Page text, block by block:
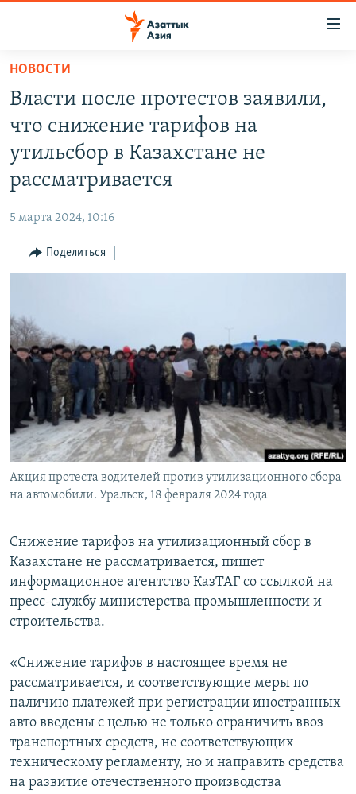
Вернуться
основному
содержанию
главной
Вернутся
поиску
КЫРГЫЗСТАН
ВОЙНА В УКРАИНЕ
КЫРГЫЗЧА
ЎЗБЕКЧА
ПОДПИШИТЕСЬ НА НАС В СОЦСЕТЯХ
НОВОСТИ
Власти после протестов заявили,
что снижение тарифов на
утильсбор в Казахстане не
рассматривается
5 марта 2024, 10:16
Поделиться
Акция протеста водителей против утилизационного сбора
на автомобили. Уральск, 18 февраля 2024 года
Снижение тарифов на утилизационный сбор в
Казахстане не рассматривается, пишет
информационное агентство КазТАГ со ссылкой на
пресс-службу министерства промышленности и
строительства.
«Снижение тарифов в настоящее время не
рассматривается, и соответствующие меры по
наличию платежей при регистрации иностранных
авто введены с целью не только ограничить ввоз
транспортных средств, не соответствующих
техническому регламенту, но и направить средства
на развитие отечественного производства